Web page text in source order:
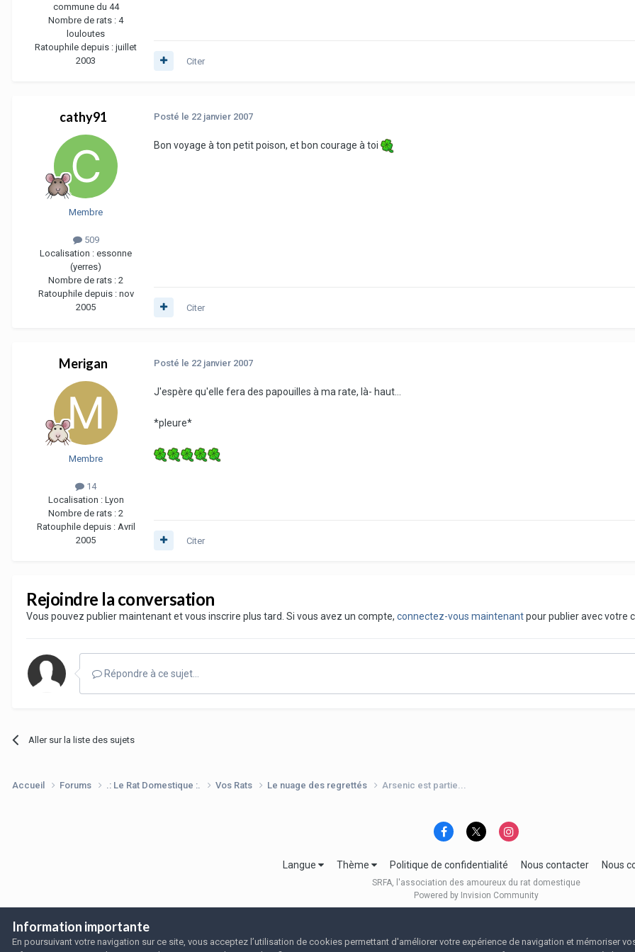
commune du 44
Nombre de rats : 4
louloutes
Ratouphile depuis : juillet
2003
Citer
cathy91
Membre
509
Localisation : essonne
(yerres)
Nombre de rats : 2
Ratouphile depuis : nov
2005
Posté le 22 janvier 2007
Bon voyage à ton petit poison, et bon courage à toi
Citer
Merigan
Membre
14
Localisation : Lyon
Nombre de rats : 2
Ratouphile depuis : Avril
2005
Posté le 22 janvier 2007
J'espère qu'elle fera des papouilles à ma rate, là- haut...
*pleure*
Citer
Rejoindre la conversation
Vous pouvez publier maintenant et vous inscrire plus tard. Si vous avez un compte, connectez-vous maintenantpour publier avec votre
Répondre à ce sujet…
Aller sur la liste des sujets
Accueil Forums .: Le Rat Domestique :. Vos Rats Le nuage des regrettés Arsenic est partie...
Langue Thème Politique de confidentialité Nous contacter Nous
SRFA, l'association des amoureux du rat domestique
Powered by Invision Community
Information importante
En poursuivant votre navigation sur ce site, vous acceptez l’utilisation de cookies permettant d'améliorer votre expérience de navigation et mémoriser